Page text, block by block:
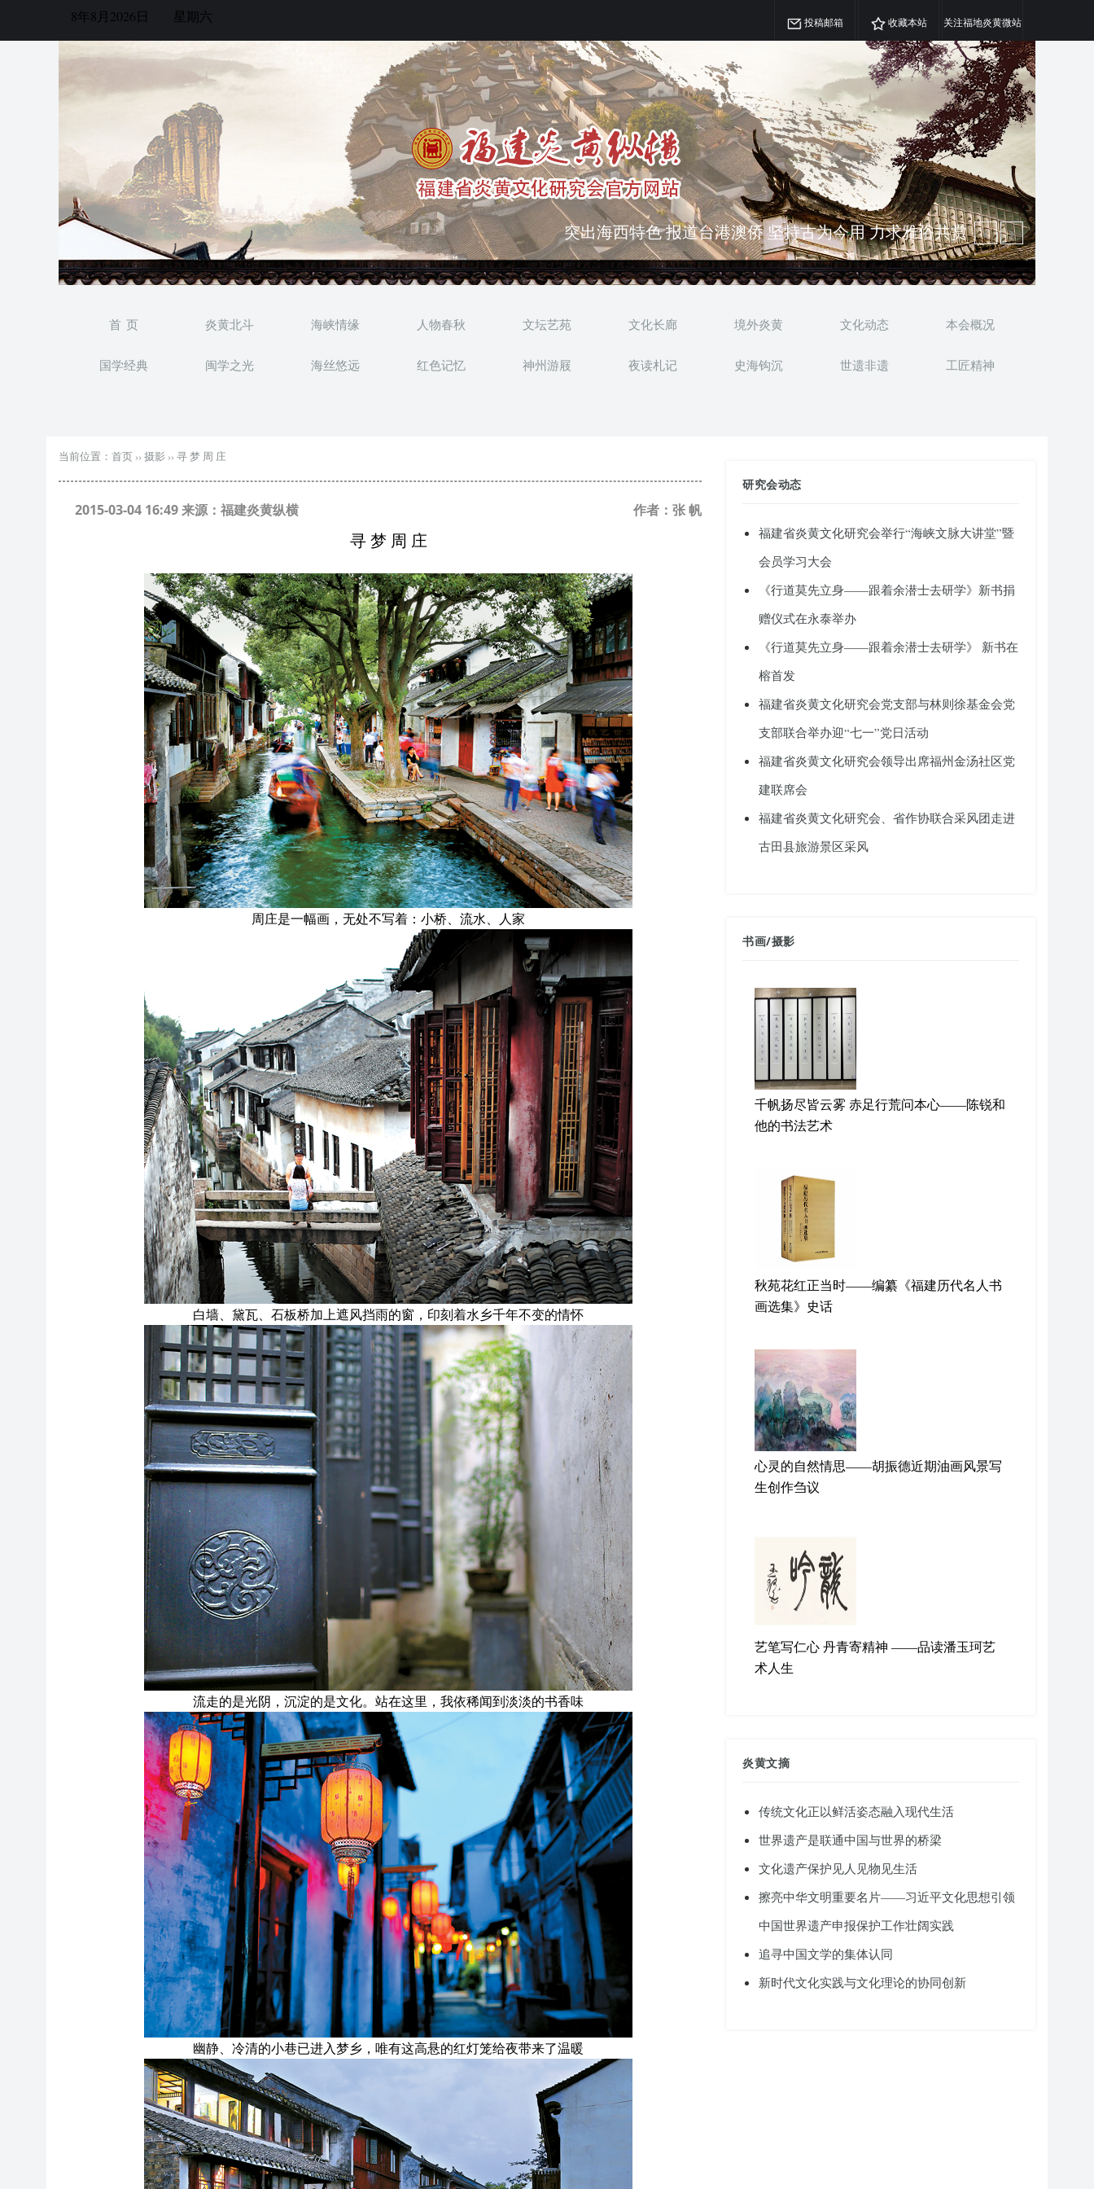
8年8月2026日 星期六 投稿邮箱 收藏本站 关注福地炎黄微站
弘扬优秀文化 振奋民族精神 介绍民族瑰宝 宣传中华精英
突出海西特色 报道台港澳侨 坚持古为今用 力求雅俗共赏
首 页 炎黄北斗 海峡情缘 人物春秋 文坛艺苑 文化长廊 境外炎黄 文化动态 本会概况
国学经典 闽学之光 海丝悠远 红色记忆 神州游屐 夜读札记 史海钩沉 世遗非遗 工匠精神
当前位置： 首页 ›› 摄影 ›› 寻 梦 周 庄
2015-03-04 16:49 来源：福建炎黄纵横
作者：张 帆
寻 梦 周 庄
周庄是一幅画，无处不写着：小桥、流水、人家
白墙、黛瓦、石板桥加上遮风挡雨的窗，印刻着水乡千年不变的情怀
流走的是光阴，沉淀的是文化。站在这里，我依稀闻到淡淡的书香味
幽静、冷清的小巷已进入梦乡，唯有这高悬的红灯笼给夜带来了温暖
研究会动态
福建省炎黄文化研究会举行“海峡文脉大讲堂”暨
会员学习大会
《行道莫先立身——跟着余潜士去研学》新书捐
赠仪式在永泰举办
《行道莫先立身——跟着余潜士去研学》 新书在
榕首发
福建省炎黄文化研究会党支部与林则徐基金会党
支部联合举办迎“七一”党日活动
福建省炎黄文化研究会领导出席福州金汤社区党
建联席会
福建省炎黄文化研究会、省作协联合采风团走进
古田县旅游景区采风
书画/摄影
千帆扬尽皆云雾 赤足行荒问本心——陈锐和
他的书法艺术
秋苑花红正当时——编纂《福建历代名人书
画选集》史话
心灵的自然情思——胡振德近期油画风景写
生创作刍议
艺笔写仁心 丹青寄精神 ——品读潘玉珂艺
术人生
炎黄文摘
传统文化正以鲜活姿态融入现代生活
世界遗产是联通中国与世界的桥梁
文化遗产保护见人见物见生活
擦亮中华文明重要名片——习近平文化思想引领
中国世界遗产申报保护工作壮阔实践
追寻中国文学的集体认同
新时代文化实践与文化理论的协同创新